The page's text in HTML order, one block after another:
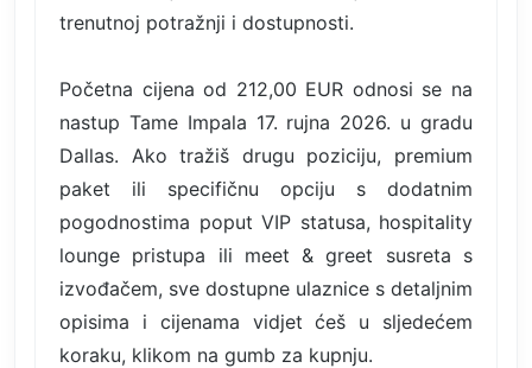
trenutnoj potražnji i dostupnosti.
Početna cijena od 212,00 EUR odnosi se na
nastup Tame Impala 17. rujna 2026. u gradu
Dallas. Ako tražiš drugu poziciju, premium
paket ili specifičnu opciju s dodatnim
pogodnostima poput VIP statusa, hospitality
lounge pristupa ili meet & greet susreta s
izvođačem, sve dostupne ulaznice s detaljnim
opisima i cijenama vidjet ćeš u sljedećem
koraku, klikom na gumb za kupnju.